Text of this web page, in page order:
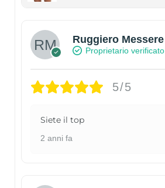
Ruggiero Messere
Proprietario verificato
5/5
Siete il top
2 anni fa